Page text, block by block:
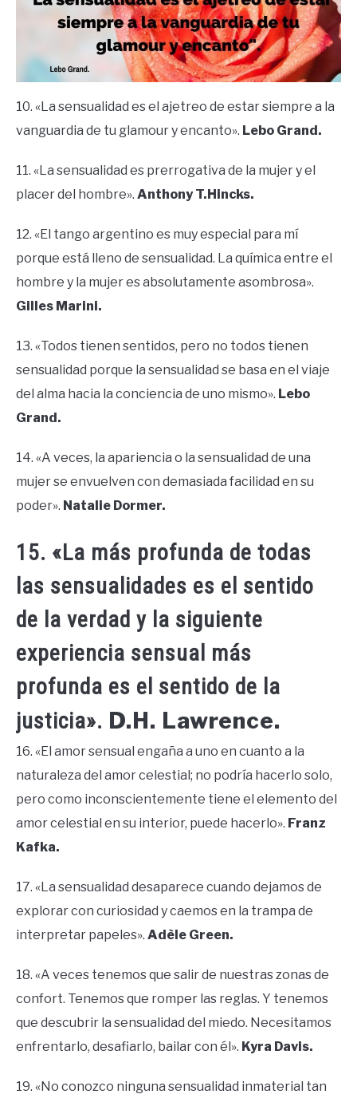
10. «La sensualidad es el ajetreo de estar siempre a la
vanguardia de tu glamour y encanto». Lebo Grand.
11. «La sensualidad es prerrogativa de la mujer y el
placer del hombre». Anthony T.Hincks.
12. «El tango argentino es muy especial para mí
porque está lleno de sensualidad. La química entre el
hombre y la mujer es absolutamente asombrosa».
Gilles Marini.
13. «Todos tienen sentidos, pero no todos tienen
sensualidad porque la sensualidad se basa en el viaje
del alma hacia la conciencia de uno mismo». Lebo
Grand.
14. «A veces, la apariencia o la sensualidad de una
mujer se envuelven con demasiada facilidad en su
poder». Natalie Dormer.
15. «La más profunda de todas
las sensualidades es el sentido
de la verdad y la siguiente
experiencia sensual más
profunda es el sentido de la
justicia». D.H. Lawrence.
16. «El amor sensual engaña a uno en cuanto a la
naturaleza del amor celestial; no podría hacerlo solo,
pero como inconscientemente tiene el elemento del
amor celestial en su interior, puede hacerlo». Franz
Kafka.
17. «La sensualidad desaparece cuando dejamos de
explorar con curiosidad y caemos en la trampa de
interpretar papeles». Adèle Green.
18. «A veces tenemos que salir de nuestras zonas de
confort. Tenemos que romper las reglas. Y tenemos
que descubrir la sensualidad del miedo. Necesitamos
enfrentarlo, desafiarlo, bailar con él». Kyra Davis.
19. «No conozco ninguna sensualidad inmaterial tan